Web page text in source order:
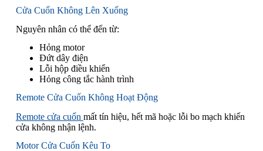
Cửa Cuốn Không Lên Xuống
Nguyên nhân có thể đến từ:
Hỏng motor
Đứt dây điện
Lỗi hộp điều khiển
Hỏng công tắc hành trình
Remote Cửa Cuốn Không Hoạt Động
Remote cửa cuốn mất tín hiệu, hết mã hoặc lỗi bo mạch khiến
cửa không nhận lệnh.
Motor Cửa Cuốn Kêu To